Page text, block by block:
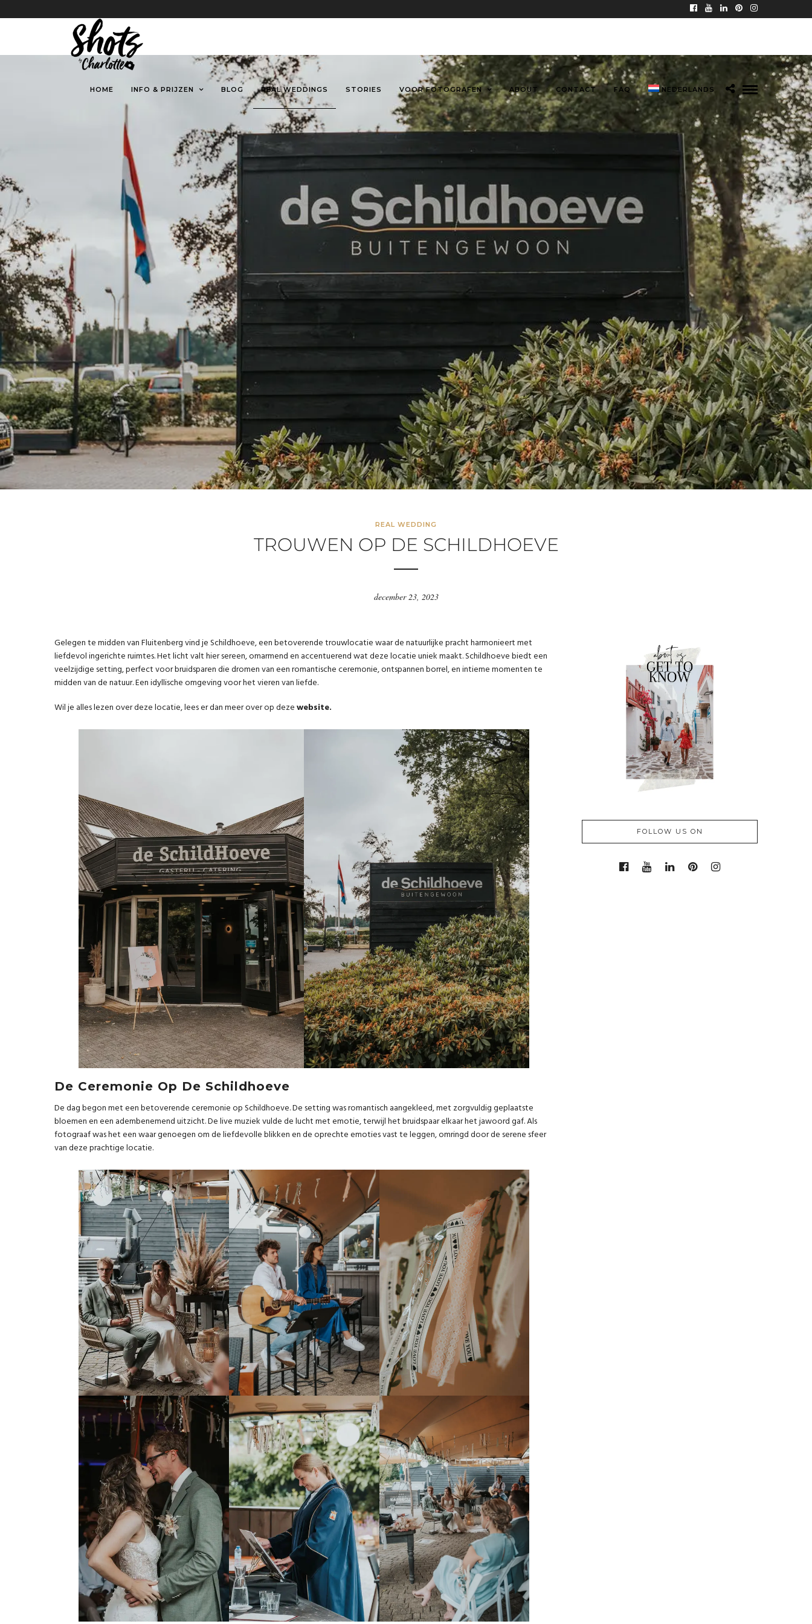
HOME INFO & PRIJZEN BLOG REAL WEDDINGS STORIES VOOR FOTOGRAFEN ABOUT CONTACT FAQ NEDERLANDS
REAL WEDDING
TROUWEN OP DE SCHILDHOEVE
december 23, 2023
Gelegen te midden van Fluitenberg vind je Schildhoeve, een betoverende trouwlocatie waar de natuurlijke pracht harmonieert met
liefdevol ingerichte ruimtes. Het licht valt hier sereen, omarmend en accentuerend wat deze locatie uniek maakt. Schildhoeve biedt een
veelzijdige setting, perfect voor bruidsparen die dromen van een romantische ceremonie, ontspannen borrel, en intieme momenten te
midden van de natuur. Een idyllische omgeving voor het vieren van liefde.
Wil je alles lezen over deze locatie, lees er dan meer over op dezewebsite.
De Ceremonie Op De Schildhoeve
De dag begon met een betoverende ceremonie op Schildhoeve. De setting was romantisch aangekleed, met zorgvuldig geplaatste
bloemen en een adembenemend uitzicht. De live muziek vulde de lucht met emotie, terwijl het bruidspaar elkaar het jawoord gaf. Als
fotograaf was het een waar genoegen om de liefdevolle blikken en de oprechte emoties vast te leggen, omringd door de serene sfeer
van deze prachtige locatie.
FOLLOW US ON